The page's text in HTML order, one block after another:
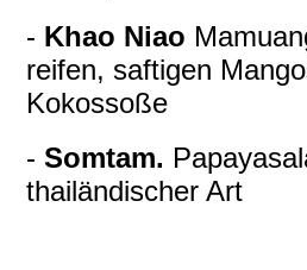
- Khao Niao
reifen, saftigen
Kokossoße
-Somtam.
thailändischer Art